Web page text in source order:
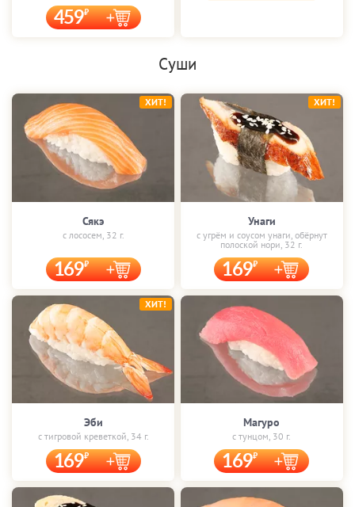
459
Суши
Сякэ
с лососем, 32 г.
169
ХИТ!
Унаги
с угрём и соусом унаги, обёрнут
полоской нори, 32 г.
169
ХИТ!
Эби
с тигровой креветкой, 34 г.
169
ХИТ!
Магуро
с тунцом, 30 г.
169